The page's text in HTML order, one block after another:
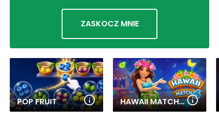
ZASKOCZ MNIE
POP FRUIT HAWAII MATCH 6